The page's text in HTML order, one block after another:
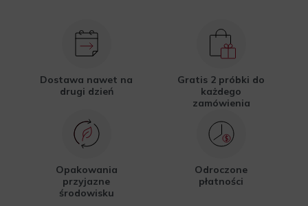
Dostawa nawet na
drugi dzień
Gratis 2 próbki do
każdego
zamówienia
Opakowania
przyjazne
środowisku
Odroczone
płatności